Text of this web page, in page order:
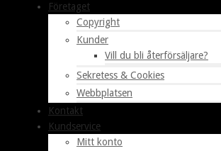
Företaget
Copyright
Kunder
Vill du bli återförsäljare?
Sekretess & Cookies
Webbplatsen
Kontakt
Kundservice
Mitt konto